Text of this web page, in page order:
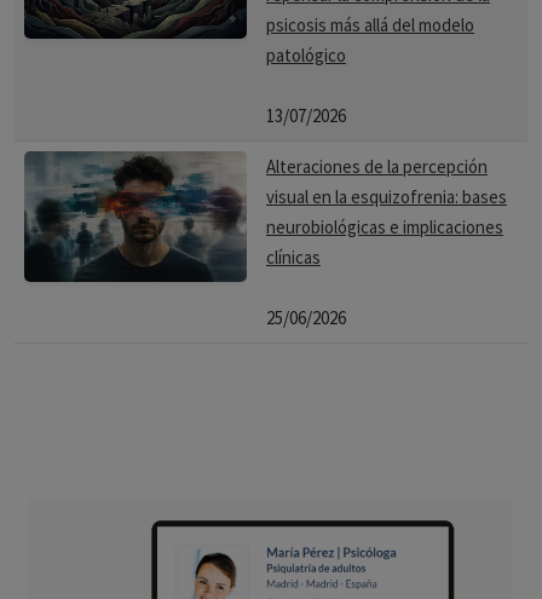
psicosis más allá del modelo
patológico
13/07/2026
Alteraciones de la percepción
visual en la esquizofrenia: bases
neurobiológicas e implicaciones
clínicas
25/06/2026